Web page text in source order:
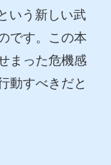
いう新しい武
です。この本
まった危機感
動すべきだと